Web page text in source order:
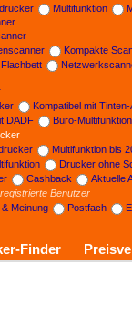
Multifunktion
Kompakte
Kompatibel mit Tinten-
DADF
Büro-Multifunktion
Multifunktion bis
Drucker ohne
Cashback Aktuelle
registrierte Benutzer
Meinung
Postfach
Finder